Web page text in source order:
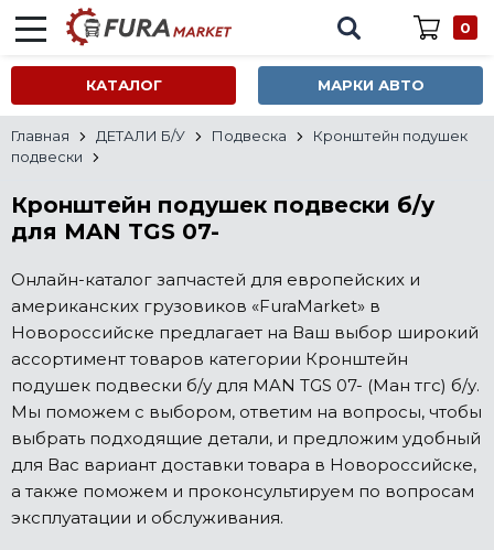
0
КАТАЛОГ МАРКИ АВТО
Все марки
Главная ДЕТАЛИ Б/У Подвеска
Кронштейн подушек
подвески
Кронштейн подушек подвески б/у
для MAN TGS 07-
Онлайн-каталог запчастей для европейских и
американских грузовиков «FuraMarket» в
Новороссийске предлагает на Ваш выбор широкий
ассортимент товаров категории Кронштейн
подушек подвески б/у для MAN TGS 07- (Ман тгс) б/у.
Мы поможем с выбором, ответим на вопросы, чтобы
выбрать подходящие детали, и предложим удобный
для Вас вариант доставки товара в Новороссийске,
а также поможем и проконсультируем по вопросам
эксплуатации и обслуживания.